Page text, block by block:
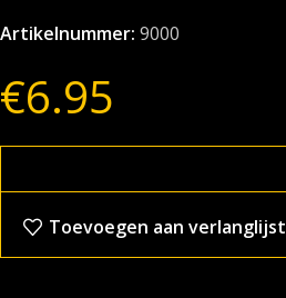
Artikelnummer: 9000
€6.95
Toevoegen aan verlanglijst